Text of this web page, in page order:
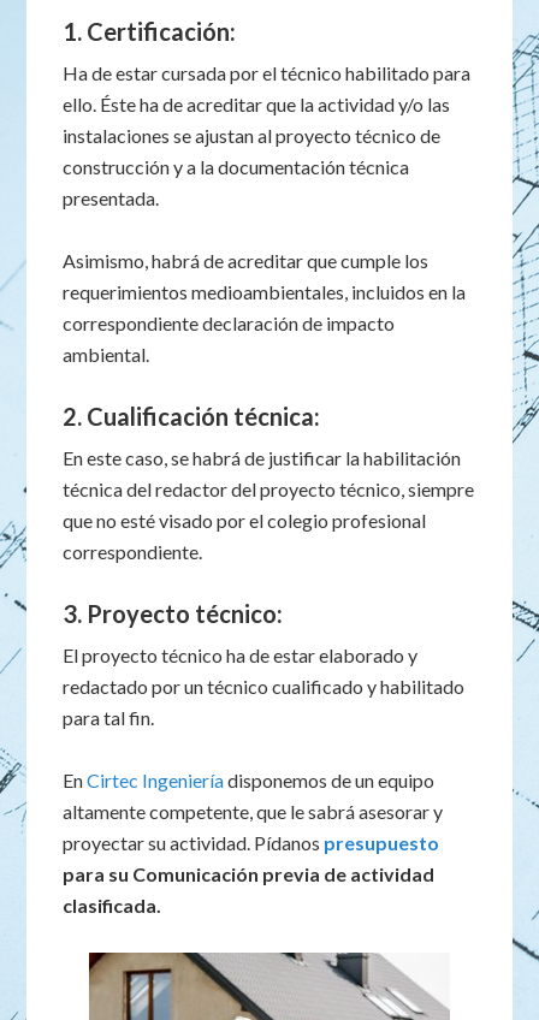
1. Certificación:
Ha de estar cursada por el técnico habilitado para
ello. Éste ha de acreditar que la actividad y/o las
instalaciones se ajustan al proyecto técnico de
construcción y a la documentación técnica
presentada.
Asimismo, habrá de acreditar que cumple los
requerimientos medioambientales, incluidos en la
correspondiente declaración de impacto
ambiental.
2. Cualificación técnica:
En este caso, se habrá de justificar la habilitación
técnica del redactor del proyecto técnico, siempre
que no esté visado por el colegio profesional
correspondiente.
3. Proyecto técnico:
El proyecto técnico ha de estar elaborado y
redactado por un técnico cualificado y habilitado
para tal fin.
EnCirtec Ingenieríadisponemos de un equipo
altamente competente, que le sabrá asesorar y
proyectar su actividad. Pídanos presupuesto
para su Comunicación previa de actividad
clasificada.